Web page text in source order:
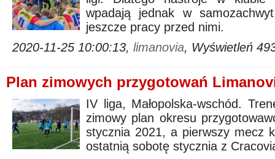
wpadają jednak w
jeszcze pracy przed nimi.
2020-11-25 10:00:13, limanovia, Wyświetleń
Plan zimowych przygotowań
IV liga, Małopolska-wschód.
zimowy plan okresu
stycznia 2021, a pierwszy mecz
ostatnią sobotę stycznia z